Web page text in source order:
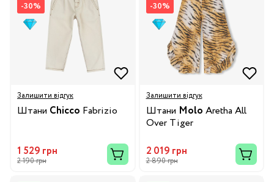
-30%
Залишити відгук
Штани Chicco Fabrizio
1 529 грн
2 190 грн
-30%
Залишити відгук
Штани Molo Aretha All
Over Tiger
2 019 грн
2 890 грн